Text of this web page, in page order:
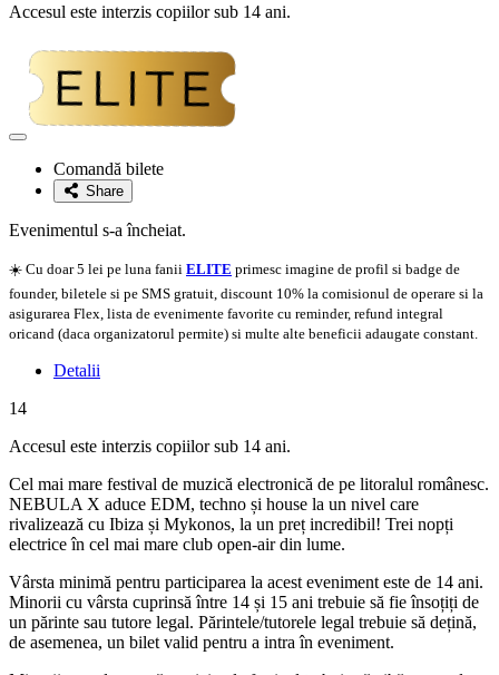
Accesul este interzis copiilor sub 14 ani.
Adaugă
favoriteComandă bilete
Share
Evenimentul s-a încheiat.
☀️ Cu doar 5 lei pe luna fanii ELITE primesc imagine de profil si badge de
founder, biletele si pe SMS gratuit, discount 10% la comisionul de operare si la
asigurarea Flex, lista de evenimente favorite cu reminder, refund integral
oricand (daca organizatorul permite) si multe alte beneficii adaugate constant.
Detalii
14
Accesul este interzis copiilor sub 14 ani.
Cel mai mare festival de muzică electronică de pe litoralul românesc.
NEBULA X aduce EDM, techno și house la un nivel care
rivalizează cu Ibiza și Mykonos, la un preț incredibil! Trei nopți
electrice în cel mai mare club open-air din lume.
Vârsta minimă pentru participarea la acest eveniment este de 14 ani.
Minorii cu vârsta cuprinsă între 14 și 15 ani trebuie să fie însoțiți de
un părinte sau tutore legal. Părintele/tutorele legal trebuie să dețină,
de asemenea, un bilet valid pentru a intra în eveniment.